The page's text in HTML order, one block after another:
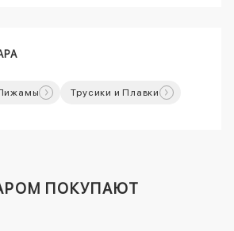
Трусики и Плавки
ПОКУПАЮТ